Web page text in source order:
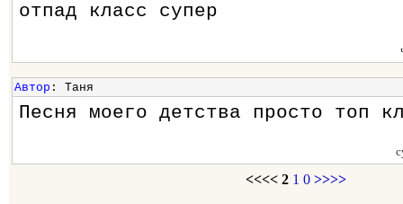
отпад класс супер
Автор : Таня
Песня моего детства просто топ
<<<< 2 1 0 >>>>